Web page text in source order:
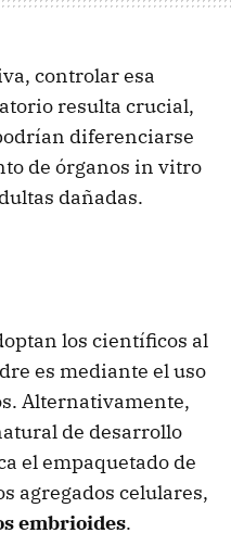
controlar esa
resulta crucial,
diferenciarse
de órganos in vitro
dañadas.
los científicos al
es mediante el uso
Alternativamente,
de desarrollo
el empaquetado de
agregados celulares,
embrioides.